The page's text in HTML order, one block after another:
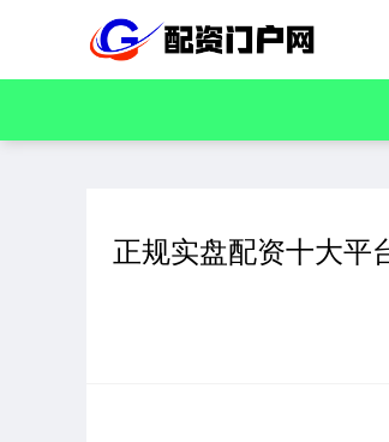
正规实盘配资十大平